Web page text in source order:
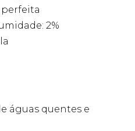
2%
águas quentes e